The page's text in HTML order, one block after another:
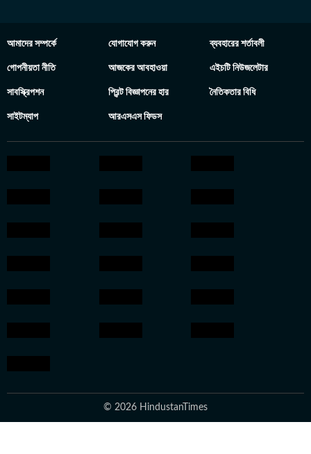
আমাদের সম্পর্কে যোগাযোগ করুন ব্যবহারের শর্তাবলী
গোপনীয়তা নীতি আজকের আবহাওয়া এইচটি নিউজলেটার
সাবস্ক্রিপশন প্রিন্ট বিজ্ঞাপনের হার নৈতিকতার বিধি
সাইটম্যাপ আরএসএস ফিডস
© 2026 HindustanTimes